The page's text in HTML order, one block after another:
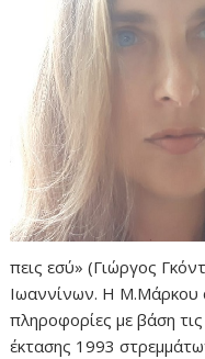
πεις εσύ» (Γιώργος
Ιωαννίνων. Η Μ.Μάρκου
πληροφορίες με βάση
έκτασης 1993